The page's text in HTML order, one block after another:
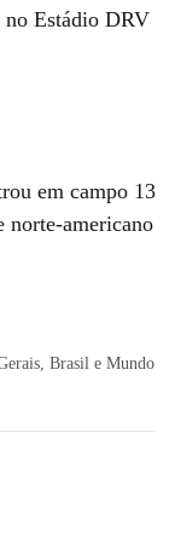
no Estádio DRV
em campo 13
norte-americano
Brasil e Mundo